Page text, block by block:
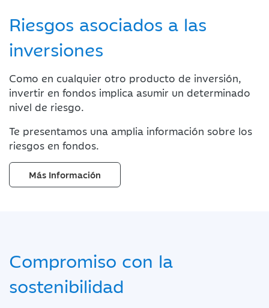
Riesgos asociados a las
inversiones
Como en cualquier otro producto de inversión,
invertir en fondos implica asumir un determinado
nivel de riesgo.
Te presentamos una amplia información sobre los
riesgos en fondos.
Más Información
Compromiso con la
sostenibilidad